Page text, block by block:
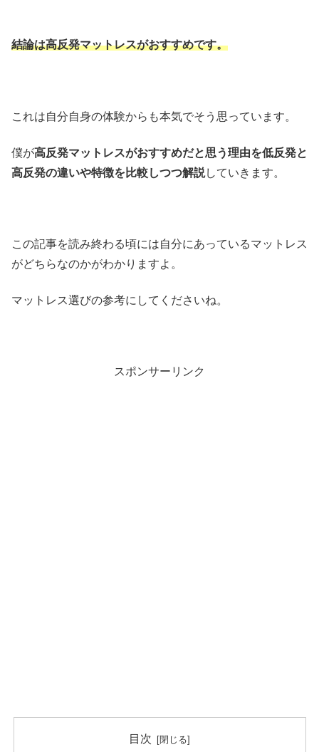
結論は高反発マットレスがおすすめです。
これは自分自身の体験からも本気でそう思っています。
僕が高反発マットレスがおすすめだと思う理由を低反発と
高反発の違いや特徴を比較しつつ解説していきます。
この記事を読み終わる頃には自分にあっているマットレス
がどちらなのかがわかりますよ。
マットレス選びの参考にしてくださいね。
スポンサーリンク
目次